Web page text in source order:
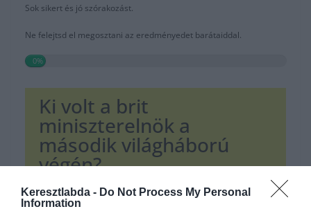
Keresztlabda - Do Not Process My Personal
Information
Sok sikert és jó szórakozást.
Ne felejtsd el megosztani az eredményedet barátaiddal.
0%
Ki volt a brit
miniszterelnök a
második világháború
végén?
Neville Chamberlain